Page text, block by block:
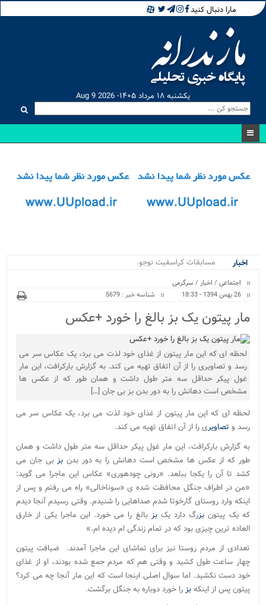
مارا دنبال کنید
یکشنبه ۱۸ مرداد ۱۴۰۵- Aug 9 2026
اخبار
مسابقات کراسفیت نوجوانان _
اجتماعی / اخبار / سرگرمی
26 بهمن 1394 - 18:33
شناسه خبر : 5679
مار پیتون یک بز بالغ را خورد +عکس
لحظه ای که این مار پیتون از غذای خود لذت می برد، یک عکاس سر می
رسد و تصاویری را از آن اتفاق تهیه می کند. به گزارش بارکرافت، این مار
غول پیکر حداقل سه متر طول داشت و همان طور که از عکس ها
مشخص است دهانش را به دور بدن بز بی جان […]
لحظه ای که این مار پیتون از غذای خود لذت می برد، یک عکاس سر می
رسد و تصاویری را از آن اتفاق تهیه می کند.
به گزارش بارکرافت، این مار غول پیکر حداقل سه متر طول داشت و همان
طور که از عکس ها مشخص است دهانش را به دور بدن بز بی جان می
کشد تا آن را یکجا ببلعد. «رونی چودهوری» عکاس این ماجرا می گوید:
«من در اطراف جنگل محافظت شده ی «سوناخالی» راه می رفتم و پس از
اینکه وارد روستای گارخوتا شدم صداهایی را شنیدم. وقتی رسیدم آنجا دیدم
که یک پیتون بزرگ دارد یکبز بالغ را می خورد. این ماجرا یکی از خارق
العاده ترین چیزی بود که در تمام زندگی ام دیده ام.»
تعدادی از مردم روستا نیز برای تماشای این ماجرا آمدند. ضیافت پیتون
چهار ساعت طول کشید و وقتی هم که مردم جمع شده بودند، او از غذای
خود دست نکشید. اما سوال اصلی اینجا است که این مار آنجا چه می کرد؟
پیتون پس از اینکهبز را خورد دوباره به جنگل برگشت.